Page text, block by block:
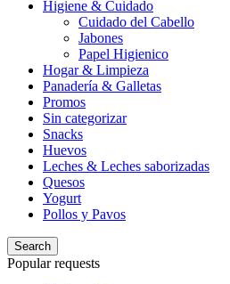
Higiene & Cuidado
Cuidado del Cabello
Jabones
Papel Higienico
Hogar & Limpieza
Panadería & Galletas
Promos
Sin categorizar
Snacks
Huevos
Leches & Leches saborizadas
Quesos
Yogurt
Pollos y Pavos
Search
Popular requests